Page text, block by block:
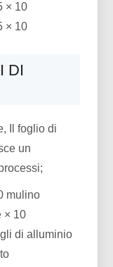
× 10
× 10
DI
Il foglio di
un
mulino
× 10
di alluminio